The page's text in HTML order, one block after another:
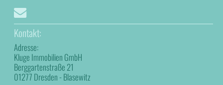
Kontakt:
Adresse:
Kluge Immobilien GmbH
Berggartenstraße 21
01277 Dresden - Blasewitz